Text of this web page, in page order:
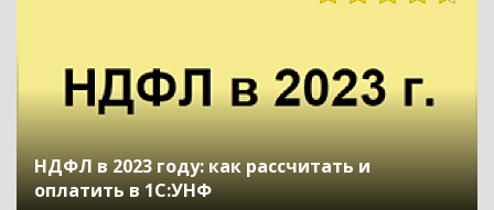
НДФЛ в 2023 году: как рассчитать и
оплатить в 1С:УНФ